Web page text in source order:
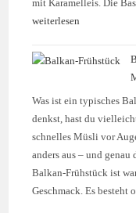
mit Karamelleis. Die
weiterlesen
Was ist ein typisches
denkst, hast du
schnelles Müsli vor
anders aus – und
Balkan-Frühstück ist
Geschmack. Es